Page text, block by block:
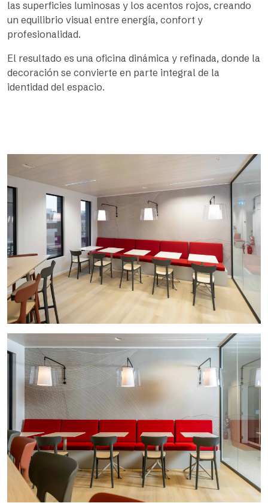
las superficies luminosas y los acentos rojos, creando
un equilibrio visual entre energía, confort y
profesionalidad.
El resultado es una oficina dinámica y refinada, donde la
decoración se convierte en parte integral de la
identidad del espacio.